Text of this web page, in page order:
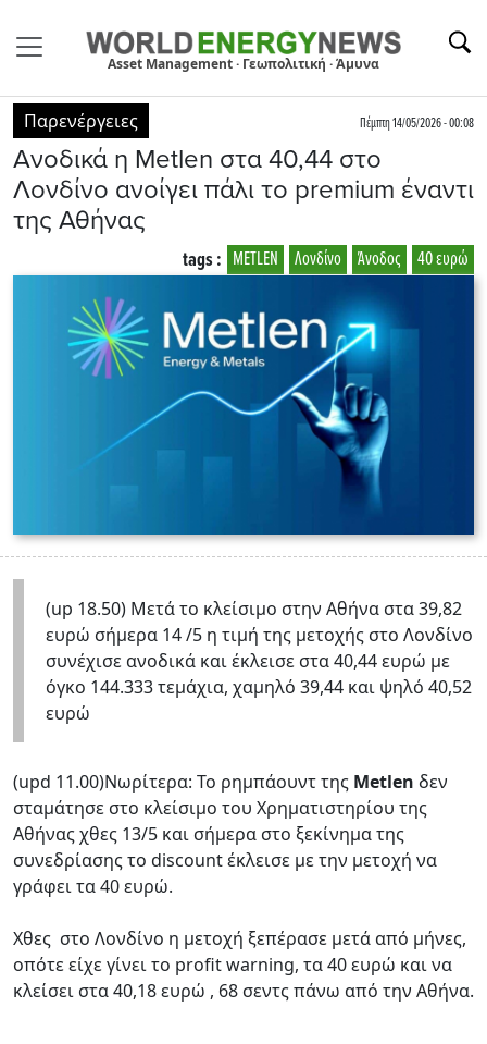
Asset Management · Γεωπολιτική · Άμυνα
Παρενέργειες Πέμπτη 14/05/2026 - 00:08
Aνοδικά η Metlen στα 40,44 στο
Λονδίνο ανοίγει πάλι το premium έναντι
της Αθήνας
40 ευρώ
Άνοδος
Λονδίνο
METLEN
tags :
(up 18.50) Mετά το κλείσιμο στην Αθήνα στα 39,82
ευρώ σήμερα 14 /5 η τιμή της μετοχής στο Λονδίνο
συνέχισε ανοδικά και έκλεισε στα 40,44 ευρώ με
όγκο 144.333 τεμάχια, χαμηλό 39,44 και ψηλό 40,52
ευρώ
(upd 11.00)Νωρίτερα: Το ρημπάουντ της Metlen δεν
σταμάτησε στο κλείσιμο του Χρηματιστηρίου της
Αθήνας χθες 13/5 και σήμερα στο ξεκίνημα της
συνεδρίασης το discount έκλεισε με την μετοχή να
γράφει τα 40 ευρώ.
Χθες στο Λονδίνο η μετοχή ξεπέρασε μετά από μήνες,
οπότε είχε γίνει το profit warning, τα 40 ευρώ και να
κλείσει στα 40,18 ευρώ , 68 σεντς πάνω από την Αθήνα.